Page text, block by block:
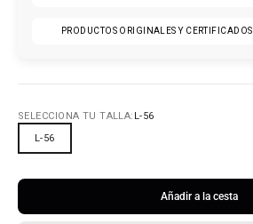
PRODUCTOS ORIGINALES Y CERTIFICADOS
SELECCIONA TU TALLA: L-56
L-56
Añadir a la cesta